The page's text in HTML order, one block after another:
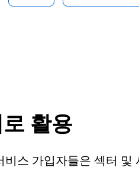
활용
스 가입자들은 섹터 및